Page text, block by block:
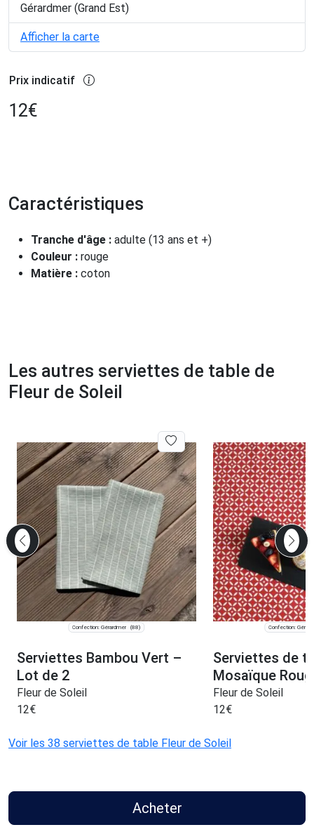
Gérardmer (Grand Est)
Afficher la carte
Prix indicatif
12€
Caractéristiques
Tranche d'âge : adulte (13 ans et +)
Couleur : rouge
Matière : coton
Les autres serviettes de table de
Fleur de Soleil
Confection: Gérardmer (88)
Serviettes Bambou Vert –
Lot de 2
Fleur de Soleil
12€
Confection:
Serviettes de
Mosaïque
Fleur de Soleil
12€
Voir les 38 serviettes de table Fleur de Soleil
Acheter